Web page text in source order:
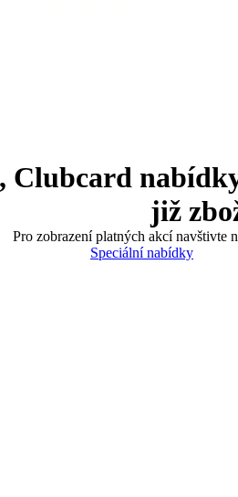
Clubcard
již
Pro zobrazení platných akcí navštivte
Speciální nabídky